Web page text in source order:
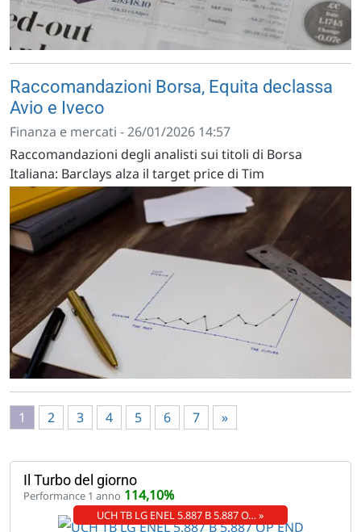
Raccomandazioni Borsa, Equita declassa
Avio e Iveco
Finanza e mercati - 26/01/2026 14:57
Raccomandazioni degli analisti sui titoli di Borsa
Italiana: Barclays alza il target price di Tim
1 2 3 4 5 6 7 »
Il Turbo del giorno
Performance 1 anno 114,10%
UCH TB LG ENEL 5.887 B 5.887 O… »